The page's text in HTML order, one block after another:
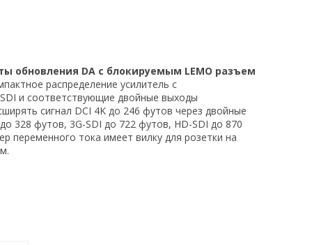
обновления DA с блокируемым LEMO разъем
распределение усилитель с
и соответствующие двойные выходы
сигнал DCI 4K до 246 футов через двойные
328 футов, 3G-SDI до 722 футов, HD-SDI до 870
переменного тока имеет вилку для розетки на